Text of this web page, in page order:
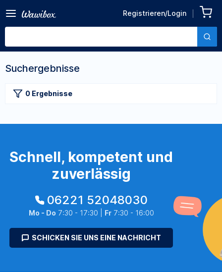
Registrieren/Login
Suchergebnisse
0 Ergebnisse
Schnell, kompetent und
zuverlässig
06221 52048030
Mo - Do 7:30 - 17:30 | Fr7:30 - 16:00
SCHICKEN SIE UNS EINE NACHRICHT